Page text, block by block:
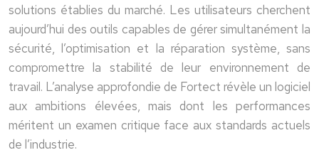
solutions établies du marché. Les utilisateurs cherchent
aujourd’hui des outils capables de gérer simultanément la
sécurité, l’optimisation et la réparation système, sans
compromettre la stabilité de leur environnement de
travail. L’analyse approfondie de Fortect révèle un logiciel
aux ambitions élevées, mais dont les performances
méritent un examen critique face aux standards actuels
de l’industrie.